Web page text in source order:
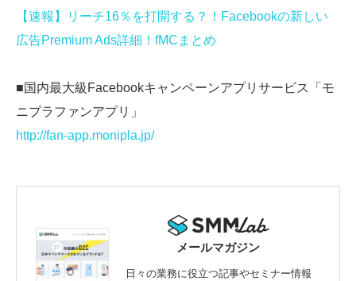
【速報】リーチ16％を打開する？！Facebookの新しい
広告Premium Ads詳細！fMCまとめ
■国内最大級Facebookキャンペーンアプリサービス「モ
ニプラファンアプリ」
http://fan-app.monipla.jp/
メールマガジン
日々の業務に役立つ記事やセミナー情報